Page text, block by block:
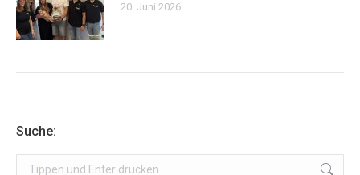
20. Juni 2026
Suche:
Search: